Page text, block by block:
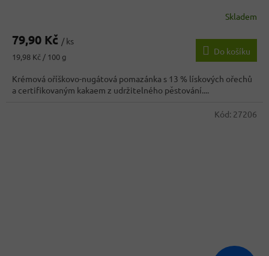
produktu
3,6
z
5
hvězdiček.
Skladem
79,90 Kč / ks
Měrná
19,98 Kč / 100 g
Do košíku
Krémová oříškovo-nugátová pomazánka s 13 % lískových ořechů
a certifikovaným kakaem z udržitelného pěstování....
Kód: 27206